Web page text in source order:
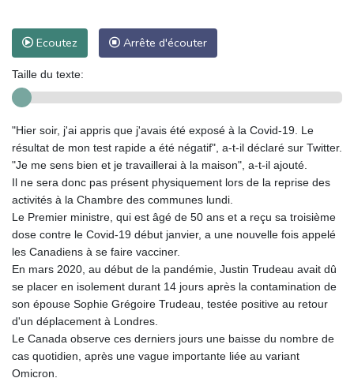
Ecoutez Arrête d'écouter
Taille du texte:
"Hier soir, j'ai appris que j'avais été exposé à la Covid-19. Le
résultat de mon test rapide a été négatif", a-t-il déclaré sur Twitter.
"Je me sens bien et je travaillerai à la maison", a-t-il ajouté.
Il ne sera donc pas présent physiquement lors de la reprise des
activités à la Chambre des communes lundi.
Le Premier ministre, qui est âgé de 50 ans et a reçu sa troisième
dose contre le Covid-19 début janvier, a une nouvelle fois appelé
les Canadiens à se faire vacciner.
En mars 2020, au début de la pandémie, Justin Trudeau avait dû
se placer en isolement durant 14 jours après la contamination de
son épouse Sophie Grégoire Trudeau, testée positive au retour
d'un déplacement à Londres.
Le Canada observe ces derniers jours une baisse du nombre de
cas quotidien, après une vague importante liée au variant
Omicron.